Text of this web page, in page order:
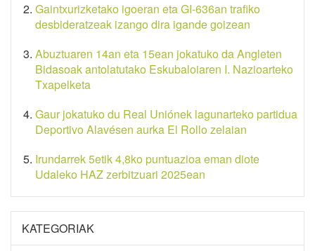
Gaintxurizketako igoeran eta GI-636an trafiko
desbideratzeak izango dira igande goizean
Abuztuaren 14an eta 15ean jokatuko da Angleten
Bidasoak antolatutako Eskubaloiaren I. Nazioarteko
Txapelketa
Gaur jokatuko du Real Uniónek lagunarteko partidua
Deportivo Alavésen aurka El Rollo zelaian
Irundarrek 5etik 4,8ko puntuazioa eman diote
Udaleko HAZ zerbitzuari 2025ean
KATEGORIAK